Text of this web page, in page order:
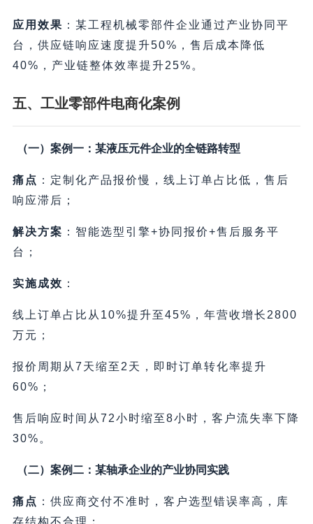
应用效果 ：某工程机械零部件企业通过产业协同平
台，供应链响应速度提升50%，售后成本降低
40%，产业链整体效率提升25%。
五、工业零部件电商化案例
（一）案例一：某液压元件企业的全链路转型
痛点 ：定制化产品报价慢，线上订单占比低，售后
响应滞后；
解决方案 ：智能选型引擎+协同报价+售后服务平
台；
实施成效 ：
线上订单占比从10%提升至45%，年营收增长2800
万元；
报价周期从7天缩至2天，即时订单转化率提升
60%；
售后响应时间从72小时缩至8小时，客户流失率下降
30%。
（二）案例二：某轴承企业的产业协同实践
痛点 ：供应商交付不准时，客户选型错误率高，库